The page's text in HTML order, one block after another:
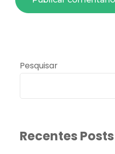
Pesquisar
Recentes Posts